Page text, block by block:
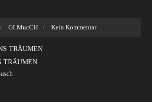
GLMucCH Kein Kommentar
TRÄUMEN